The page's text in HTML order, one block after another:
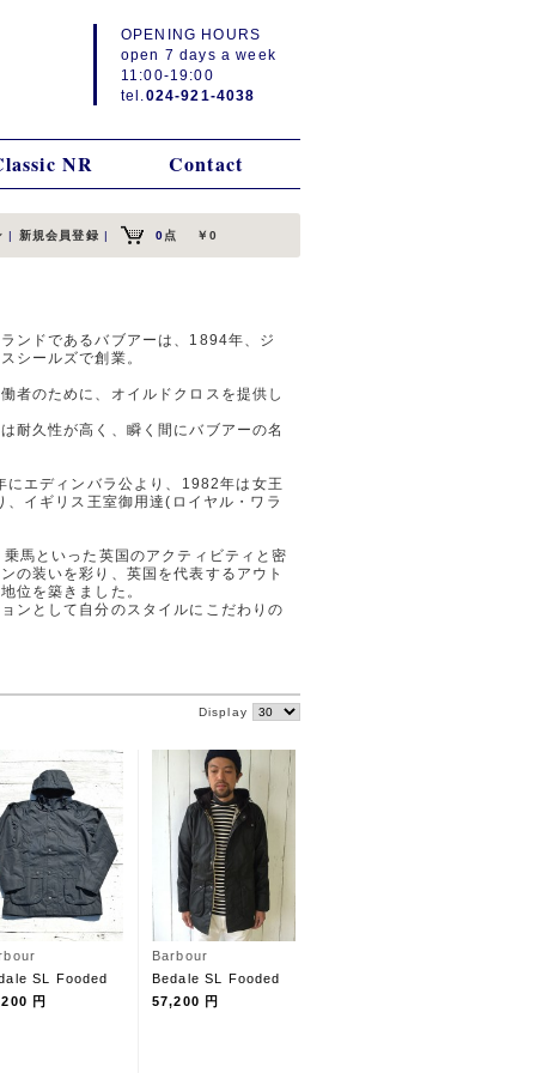
OPENING HOURS
open 7 days a week
11:00-19:00
tel. 024-921-4038
NR Contact
| 新規会員登録 | 0点 ￥0
ンドであるバブアーは、1894年、ジ
シールズで創業。
者のために、オイルドクロスを提供し
耐久性が高く、瞬く間にバブアーの名
エディンバラ公より、1982年は女王
イギリス王室御用達(ロイヤル・ワラ
馬といった英国のアクティビティと密
の装いを彩り、英国を代表するアウト
位を築きました。
ンとして自分のスタイルにこだわりの
Display
SL Fooded
円
Barbour
Bedale SL Fooded
57,200 円